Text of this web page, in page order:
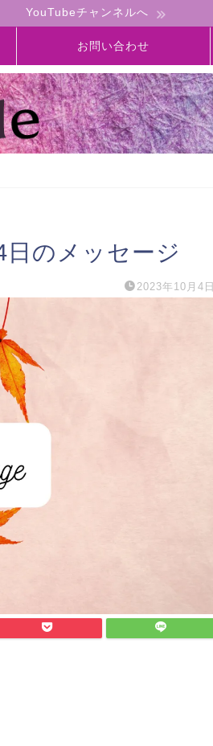
YouTubeチャンネルへ
お問い合わせ
日のメッセージ
2023年10月4日